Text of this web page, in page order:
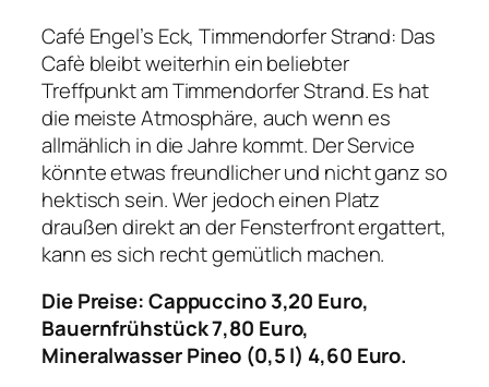
Café Engel’s Eck, Timmendorfer Strand: Das
Cafè bleibt weiterhin ein beliebter
Treffpunkt am Timmendorfer Strand. Es hat
die meiste Atmosphäre, auch wenn es
allmählich in die Jahre kommt. Der Service
könnte etwas freundlicher und nicht ganz so
hektisch sein. Wer jedoch einen Platz
draußen direkt an der Fensterfront ergattert,
kann es sich recht gemütlich machen.
Die Preise: Cappuccino 3,20 Euro,
Bauernfrühstück 7,80 Euro,
Mineralwasser Pineo (0,5 l) 4,60 Euro.